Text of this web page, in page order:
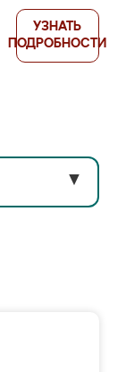
УЗНАТЬ
ПОДРОБНОСТИ
▼